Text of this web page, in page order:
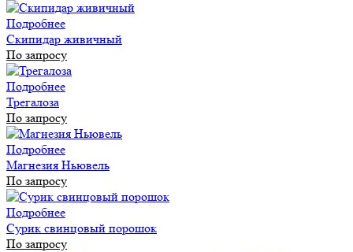
Подробнее
Скипидар живичный
По запросу
Подробнее
Трегалоза
По запросу
Подробнее
Магнезия Ньювель
По запросу
Подробнее
Сурик свинцовый порошок
По запросу